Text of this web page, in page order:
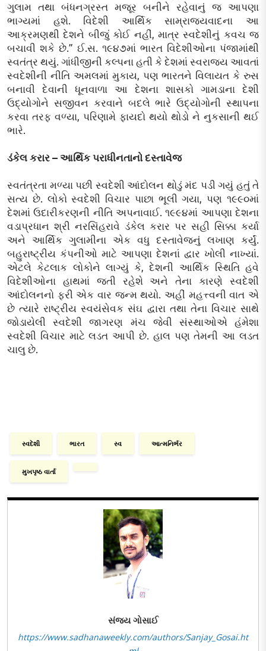
ગુલામ તથા બંધનગ્રસ્ત મજૂર બનીને રહેવાનું જ આપણા
ભાગ્યમાં હશે. વિદેશી આર્થિક સામ્રાજ્યવાદના આ
આક્રમણથી દેશને બીજું કોઈ નહીં, માત્ર સ્વદેશીનું કવચ જ
બચાવી શકે છે.” ઈ.સ. ૧૯૪૭માં ભારત વિદેશીઓના પંજામાંથી
સ્વતંત્ર થયું. ગાંધીજીની કલ્પના હતી કે દેશમાં સ્વરાજ્ય આવતાં
સ્વદેશીની નીતિ અમલમાં મુકાય, પણ ભારતને વિલાયત કે રુસ
બનાવી દેવાની ધૂનવાળા આ દેશના શાસકો ગામડાના દેશી
ઉદ્યોગોને સજીવન કરવાને બદલે ભારે ઉદ્યોગોની સ્થાપના
કરવા તરફ વળ્યા, પરિણામે ફાયદો થયો થોડો ને નુકસાની થઈ
ભારે.
ડંકેલ કરાર – આર્થિક પરાધીનતાનો દસ્તાવેજ
સ્વતંત્રતા મળ્યા પછી સ્વદેશી આંદોલન થોડું મંદ પડી ગયું હતું તે
સત્ય છે. લોકો સ્વદેશી વિચાર પાછા ભૂલી ગયા, પણ ૧૯૯૦માં
દેશમાં ઉદારીકરણની નીતિ અપનાવાઈ. ૧૯૯૪માં આપણા દેશના
વડાપ્રધાન શ્રી નરસિંહરાવે ડંકેલ કરાર પર સહી સિક્કા કર્યા
અને આર્થિક ગુલામીના એક વધુ દસ્તાવેજનું લખાણ કર્યું.
બહુરાષ્ટ્રીય કંપનીઓ માટે આપણા દેશનાં દ્વાર ખોલી નાખ્યાં.
એટલે કેટલાક લોકોને લાગ્યું કે, દેશની આર્થિક સ્થિતિ હવે
વિદેશીઓના હાથમાં જતી રહેશે અને તેના કારણે સ્વદેશી
આંદોલનનો ફરી એક વાર જન્મ થયો. અહીં મહત્ત્વની વાત એ
છે ત્યારે રાષ્ટ્રીય સ્વયંસેવક સંઘ દ્વારા તથા તેના વિચાર સાથે
જોડાયેલી સ્વદેશી જાગરણ મંચ જેવી સંસ્થાઓએ હંમેશા
સ્વદેશી વિચાર માટે લડત આપી છે. હાલ પણ તેમની આ લડત
ચાલુ છે.
સ્વદેશી ભારત સ્વ આત્મનિર્ભર
મુખપૃષ્ઠ વાર્તા
સંજય ગોસાઈ
https://www.sadhanaweekly.com/authors/Sanjay_Gosai.ht